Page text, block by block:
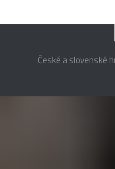
České a slovenské